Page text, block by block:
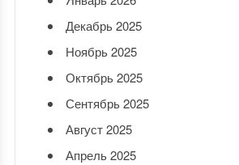
Декабрь 2025
Ноябрь 2025
Октябрь 2025
Сентябрь 2025
Август 2025
Апрель 2025